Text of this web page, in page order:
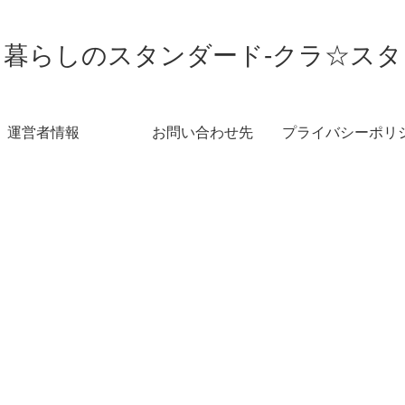
暮らしのスタンダード-クラ☆スタ
運営者情報 お問い合わせ先